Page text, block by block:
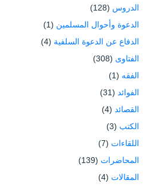
الدروس (128)
الدعوة وأحوال المسلمين (1)
الدفاع عن الدعوة السلفية (4)
الفتاوى (308)
الفقه (1)
الفوائد (31)
القصائد (4)
الكتب (3)
اللقاءات (7)
المحاضرات (139)
المقالات (4)